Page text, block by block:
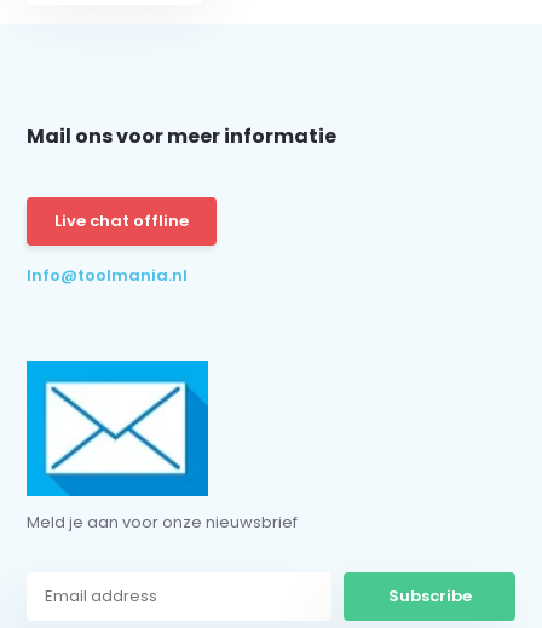
Mail ons voor meer informatie
Live chat offline
Info@toolmania.nl
Meld je aan voor onze nieuwsbrief
Subscribe